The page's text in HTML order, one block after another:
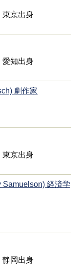
東京出身
愛知出身
劇作家
東京出身
Samuelson) 経済学
静岡出身